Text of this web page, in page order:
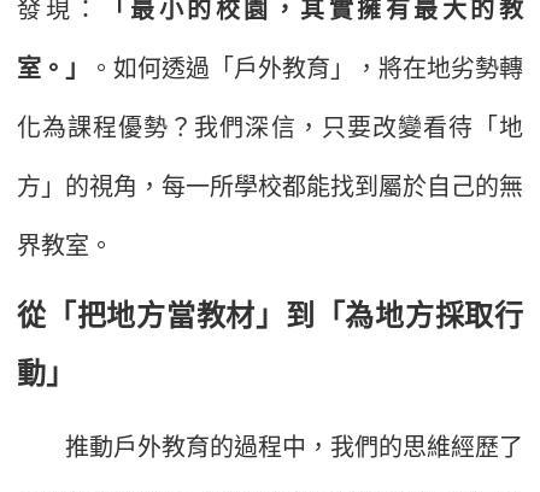
發現： 「最小的校園，其實擁有最大的教
室。」 。如何透過「戶外教育」，將在地劣勢轉
化為課程優勢？我們深信，只要改變看待「地
方」的視角，每一所學校都能找到屬於自己的無
界教室。
從「把地方當教材」到「為地方採取行
動」
推動戶外教育的過程中，我們的思維經歷了